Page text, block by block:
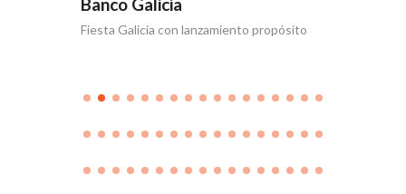
Fiesta Galicia con lanzamiento propósito